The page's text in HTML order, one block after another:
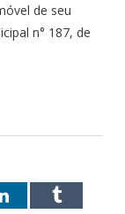
de seu
n° 187, de
LinkedInTumblr